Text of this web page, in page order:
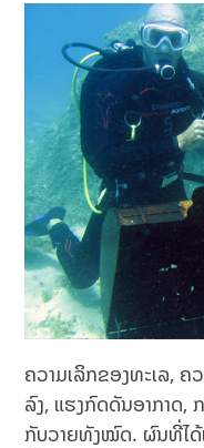
ຄວາມເລິກຂອງທະເລ,
ລົງ, ແຮງກົດດັນອາກາດ,
ກັບວາຍທັງໝົດ. ຜົນທີ່ໄດ້